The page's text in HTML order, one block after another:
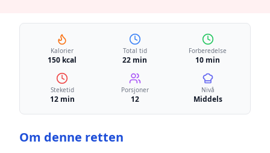
Kalorier
150 kcal
Total tid
22 min
Forberedelse
10 min
Steketid
12 min
Porsjoner
12
Nivå
Middels
Om denne retten